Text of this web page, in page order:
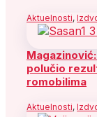
Aktuelnosti,
polučio
romobilima
Aktuelnosti,